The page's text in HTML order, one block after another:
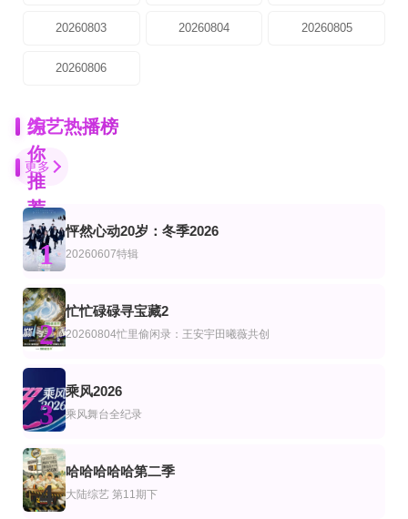
20260803 20260804 20260805
20260806
为
你
推
荐
第100集完结
世界历史·精编版
追梦深蓝
第15届全国海洋知识竞赛总决赛
20260731第2期 丁真为开业苦练潮汕话
宇宙帮帮忙
第3期
粤旅玩家
第6集
落第贤者的学院无双第二回转生
梅田修一朗,小山内怜央,白石晴香,加藤英美里,平川大辅,东地宏树,福原绫香
更新至02期
美国忍者勇士第十八季
齿轮爱好者
Lisa McManus,Hannah Crowle
老大哥(美版)第二十八季
陈晓怡 Julie Chen
囚牢生存战
瑞提希·德希穆克,法拉·可汗
第20260615期
第三届中国(吉林)动漫大会晚会
更新至20260806期
心动双重奏
更新至33期
爱情岛(美国版)第八季
Ariana·Madix,Ciara·Miller,Tefi·Pessoa
综艺热播榜
更多
1
怦然心动20岁：冬季2026
20260607特辑
2
忙忙碌碌寻宝藏2
20260804忙里偷闲录：王安宇田曦薇共创
3
乘风2026
乘风舞台全纪录
4
哈哈哈哈哈第二季
大陆综艺 第11期下